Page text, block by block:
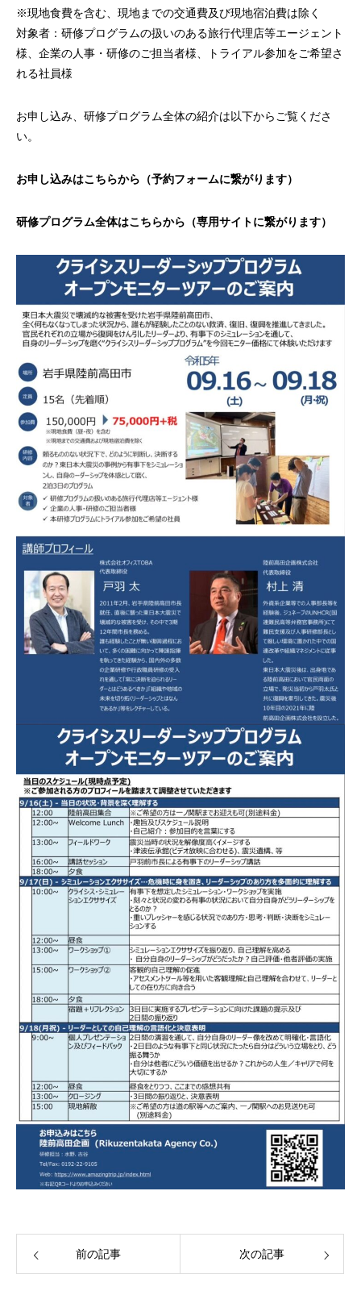
※現地食費を含む、現地までの交通費及び現地宿泊費は除く
対象者：研修プログラムの扱いのある旅行代理店等エージェント
様、企業の人事・研修のご担当者様、トライアル参加をご希望さ
れる社員様
お申し込み、研修プログラム全体の紹介は以下からご覧くださ
い。
お申し込みはこちらから（予約フォームに繋がります）
研修プログラム全体はこちらから（専用サイトに繋がります）
前の記事 次の記事